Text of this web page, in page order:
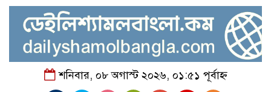
শনিবার, ০৮ অগাস্ট ২০২৬, ০১:৫১ পূর্বাহ্ন